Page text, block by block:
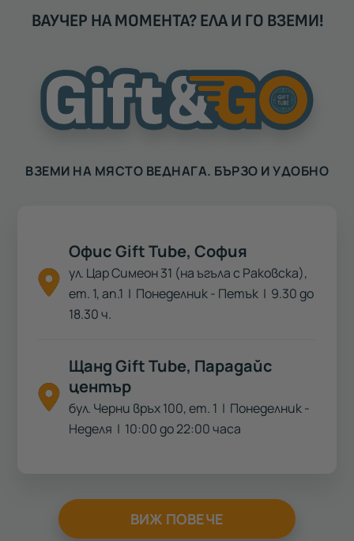
ВАУЧЕР НА МОМЕНТА? ЕЛА И ГО ВЗЕМИ!
ВЗЕМИ НА МЯСТО ВЕДНАГА. БЪРЗО И УДОБНО
Офис Gift Tube, София
ул. Цар Симеон 31 (на ъгъла с Раковска),
ет. 1, ап.1 | Понеделник - Петък | 9.30 до
18.30 ч.
Щанд Gift Tube, Парадайс
център
бул. Черни връх 100, ет. 1 | Понеделник -
Неделя | 10:00 до 22:00 часа
ВИЖ ПОВЕЧЕ